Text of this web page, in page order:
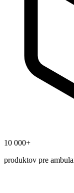
10 000+
produktov pre